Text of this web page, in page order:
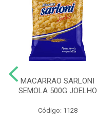
MACARRAO SARLONI
SEMOLA 500G JOELHO
Código: 1128